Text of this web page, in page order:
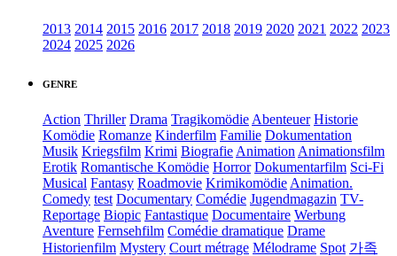
2013 2014 2015 2016 2017 2018 2019 2020 2021 2022 2023
2024 2025 2026
GENRE
Action Thriller Drama Tragikomödie Abenteuer Historie
Komödie Romanze Kinderfilm Familie Dokumentation
Musik Kriegsfilm Krimi Biografie Animation Animationsfilm
Erotik Romantische Komödie Horror Dokumentarfilm Sci-Fi
Musical Fantasy Roadmovie Krimikomödie Animation.
Comedy test Documentary Comédie Jugendmagazin TV-
Reportage Biopic Fantastique Documentaire Werbung
Aventure Fernsehfilm Comédie dramatique Drame
Historienfilm Mystery Court métrage Mélodrame Spot 가족